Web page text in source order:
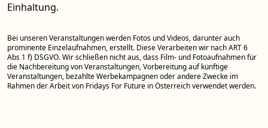
Einhaltung.
Bei unseren Veranstaltungen werden Fotos und Videos, darunter auch
prominente Einzelaufnahmen, erstellt. Diese Verarbeiten wir nach ART 6
Abs 1 f) DSGVO. Wir schließen nicht aus, dass Film- und Fotoaufnahmen für
die Nachbereitung von Veranstaltungen, Vorbereitung auf künftige
Veranstaltungen, bezahlte Werbekampagnen oder andere Zwecke im
Rahmen der Arbeit von Fridays For Future in Österreich verwendet werden.